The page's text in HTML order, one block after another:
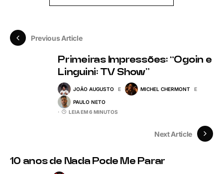
Previous Article
Primeiras Impressões: “Ogoin e
Linguini: TV Show”
JOÃO AUGUSTO E MICHEL CHERMONT E
PAULO NETO
LEIA EM 6 MINUTOS
Next Article
10 anos de Nada Pode Me Parar